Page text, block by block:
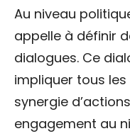
Au niveau
appelle à définir
dialogues. Ce
impliquer tous
synergie
engagement au